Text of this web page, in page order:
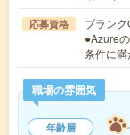
応募資格
ブラン
●Azure
条件に
職場の雰囲気
年齢層